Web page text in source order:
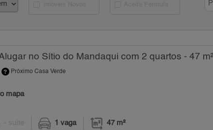
no Sítio do Mandaqui com 2 quartos - 47 m²
Próximo Casa Verde
mapa
- suíte 1 vaga 47 m²